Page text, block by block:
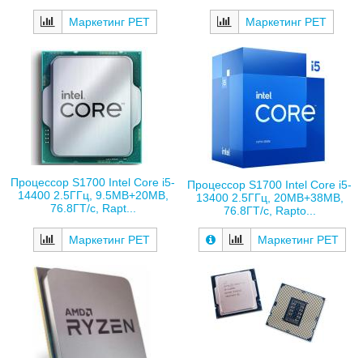
Маркетинг РЕТ Маркетинг РЕТ
Процессор S1700 Intel Core i5-
14400 2.5ГГц, 9.5MB+20MB,
76.8ГТ/с, Rapt...
Маркетинг РЕТ
Процессор S1700 Intel Core i5-
13400 2.5ГГц, 20MB+38MB,
76.8ГТ/с, Rapto...
Маркетинг РЕТ